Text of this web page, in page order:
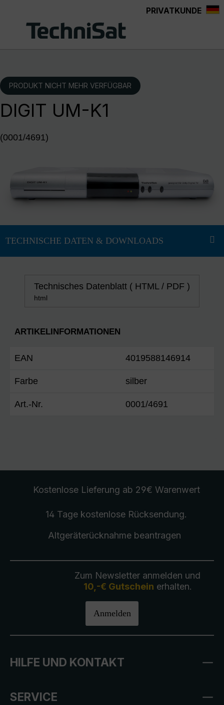
PRIVATKUNDE
PRODUKT NICHT MEHR VERFÜGBAR
DIGIT UM-K1
(0001/4691)
Technisches Datenblatt ( HTML / PDF )
html
ARTIKELINFORMATIONEN
EAN 4019588146914
Farbe silber
Art.-Nr. 0001/4691
Kostenlose Lieferung ab 29€ Warenwert
14 Tage kostenlose Rücksendung.
Altgeräterücknahmebeantragen
Zum Newsletter anmelden und
10,-€ Gutschein erhalten.
Anmelden
HILFE UND KONTAKT
SERVICE